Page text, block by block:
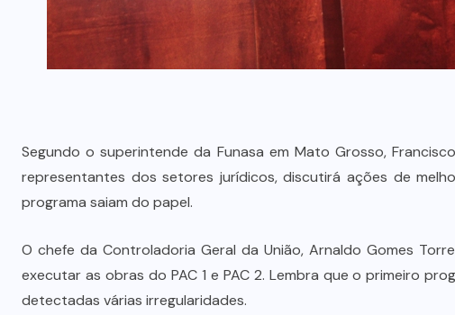
Segundo o superintende da Funasa em Mato Grosso,
representantes dos setores jurídicos, discutirá ações de
programa saiam do papel.
O chefe da Controladoria Geral da União, Arnaldo Gomes
executar as obras do PAC 1 e PAC 2. Lembra que o primeiro
detectadas várias irregularidades.